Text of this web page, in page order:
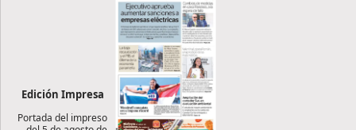
Edición Impresa
Portada del impreso